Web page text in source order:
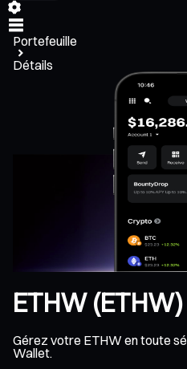
Portefeuille
Détails
ETHW
Gérez votre ETHW en toute
Wallet.